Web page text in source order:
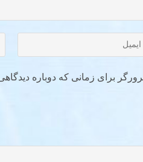
برای زمانی که دوباره